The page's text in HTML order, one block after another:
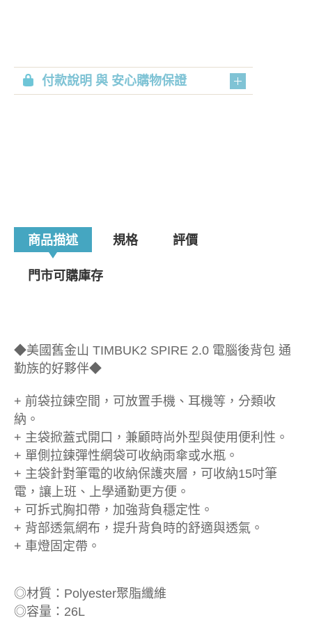
付款說明 與 安心購物保證
商品描述 規格 評價
門市可購庫存
◆美國舊金山 TIMBUK2 SPIRE 2.0 電腦後背包 通
勤族的好夥伴◆
+ 前袋拉鍊空間，可放置手機、耳機等，分類收
納。
+ 主袋掀蓋式開口，兼顧時尚外型與使用便利性。
+ 單側拉鍊彈性網袋可收納雨傘或水瓶。
+ 主袋針對筆電的收納保護夾層，可收納15吋筆
電，讓上班、上學通勤更方便。
+ 可拆式胸扣帶，加強背負穩定性。
+ 背部透氣網布，提升背負時的舒適與透氣。
+ 車燈固定帶。
◎材質：Polyester聚脂纖維
◎容量：26L